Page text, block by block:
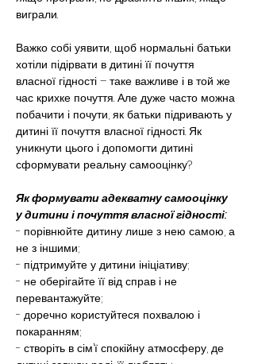
виграли.
Важко собі уявити, щоб нормальні батьки
хотіли підірвати в дитині її почуття
власної гідності – таке важливе і в той же
час крихке почуття. Але дуже часто можна
побачити і почути, як батьки підривають у
дитині її почуття власної гідності. Як
уникнути цього і допомогти дитині
сформувати реальну самооцінку?
Як формувати адекватну самооцінку
у дитини і почуття власної гідності:
- порівнюйте дитину лише з нею самою, а
не з іншими;
- підтримуйте у дитини ініціативу;
- не оберігайте її від справ і не
перевантажуйте;
- доречно користуйтеся похвалою і
покаранням;
- створіть в сім’ї спокійну атмосферу, де